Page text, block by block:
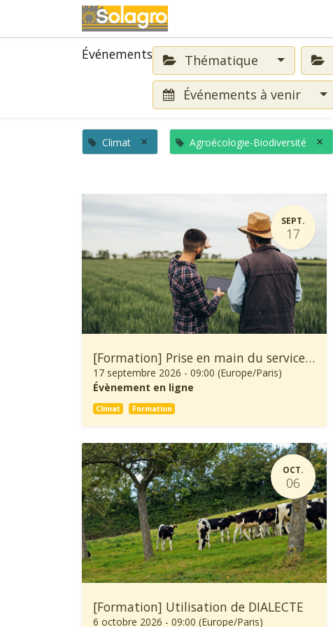
Événements Thématique
Événements à venir
Climat × Agroécologie-Biodiversité ×
SEPT.
17
[Formation] Prise en main du service climatique Climadiag Agriculture et Forêt
17 septembre 2026 - 09:00 (Europe/Paris)
Évènement en ligne
Climat Formation
OCT.
06
[Formation] Utilisation de DIALECTE
6 octobre 2026 - 09:00 (Europe/Paris)